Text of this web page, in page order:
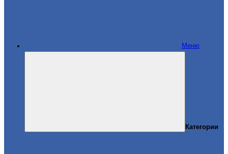
Меню
Категории